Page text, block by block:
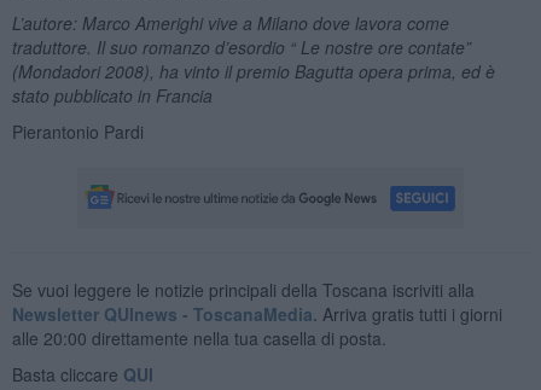
L’autore: Marco Amerighi vive a Milano dove lavora come
traduttore. Il suo romanzo d’esordio “ Le nostre ore contate”
(Mondadori 2008), ha vinto il premio Bagutta opera prima, ed è
stato pubblicato in Francia
Pierantonio Pardi
Se vuoi leggere le notizie principali della Toscana iscriviti alla
Newsletter QUInews - ToscanaMedia. Arriva gratis tutti i giorni
alle 20:00 direttamente nella tua casella di posta.
Basta cliccare QUI